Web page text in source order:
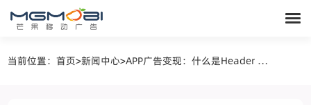
当前位置：首页>新闻中心> APP广告变现：什么是Header Bidding?概念、原理、流程介绍